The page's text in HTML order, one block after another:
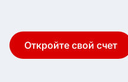
Откройте свой счет